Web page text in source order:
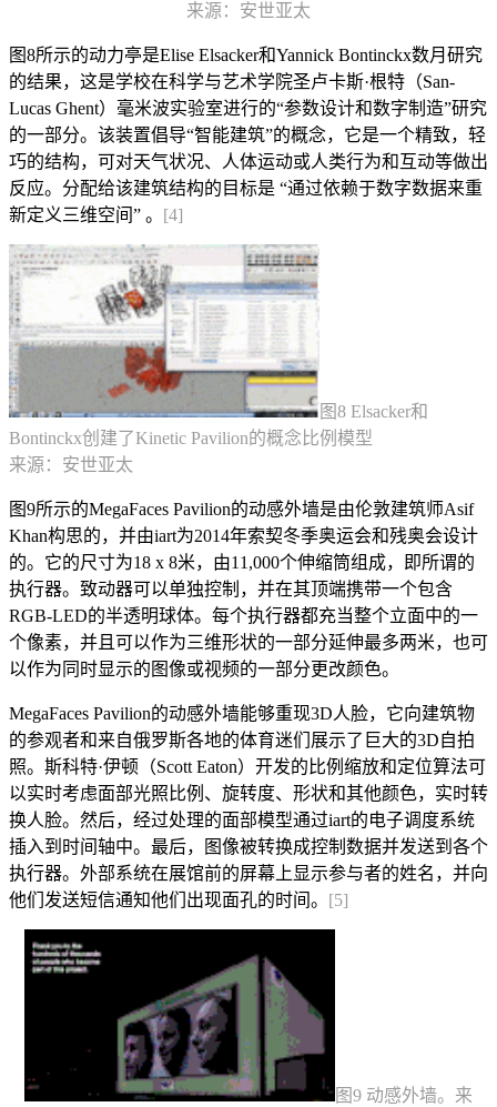
来源：安世亚太
图8所示的动力亭是Elise Elsacker和Yannick Bontinckx数月研究
的结果，这是学校在科学与艺术学院圣卢卡斯·根特（San-
Lucas Ghent）毫米波实验室进行的“参数设计和数字制造”研究
的一部分。该装置倡导“智能建筑”的概念，它是一个精致，轻
巧的结构，可对天气状况、人体运动或人类行为和互动等做出
反应。分配给该建筑结构的目标是 “通过依赖于数字数据来重
新定义三维空间” 。 [4]
图8 Elsacker和
Bontinckx创建了Kinetic Pavilion的概念比例模型
来源：安世亚太
图9所示的MegaFaces Pavilion的动感外墙是由伦敦建筑师Asif
Khan构思的，并由iart为2014年索契冬季奥运会和残奥会设计
的。它的尺寸为18 x 8米，由11,000个伸缩筒组成，即所谓的
执行器。致动器可以单独控制，并在其顶端携带一个包含
RGB-LED的半透明球体。每个执行器都充当整个立面中的一
个像素，并且可以作为三维形状的一部分延伸最多两米，也可
以作为同时显示的图像或视频的一部分更改颜色。
MegaFaces Pavilion的动感外墙能够重现3D人脸，它向建筑物
的参观者和来自俄罗斯各地的体育迷们展示了巨大的3D自拍
照。斯科特·伊顿（Scott Eaton）开发的比例缩放和定位算法可
以实时考虑面部光照比例、旋转度、形状和其他颜色，实时转
换人脸。然后，经过处理的面部模型通过iart的电子调度系统
插入到时间轴中。最后，图像被转换成控制数据并发送到各个
执行器。外部系统在展馆前的屏幕上显示参与者的姓名，并向
他们发送短信通知他们出现面孔的时间。 [5]
图9 动感外墙。来